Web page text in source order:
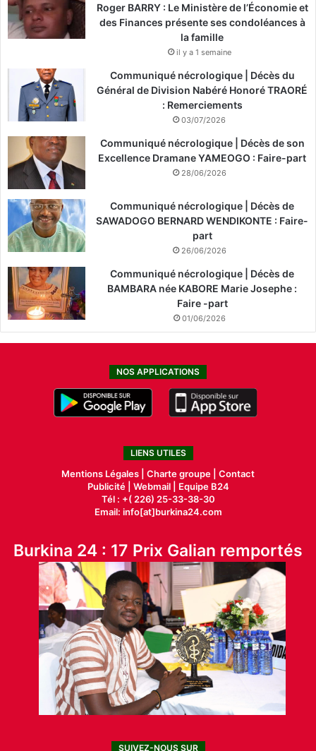
Roger BARRY : Le Ministère de l’Économie et
des Finances présente ses condoléances à
la famille
il y a 1 semaine
Communiqué nécrologique | Décès du
Général de Division Nabéré Honoré TRAORÉ
: Remerciements
03/07/2026
Communiqué nécrologique | Décès de son
Excellence Dramane YAMEOGO : Faire-part
28/06/2026
Communiqué nécrologique | Décès de
SAWADOGO BERNARD WENDIKONTE : Faire-
part
26/06/2026
Communiqué nécrologique | Décès de
BAMBARA née KABORE Marie Josephe :
Faire -part
01/06/2026
NOS APPLICATIONS
LIENS UTILES
Mentions Légales | Charte groupe | Contact
Publicité| Webmail |
Equipe B24
Tél : +( 226) 25-33-38-30
Email: info[at]burkina24.com
Burkina 24 : 17 Prix Galian remportés
SUIVEZ-NOUS SUR